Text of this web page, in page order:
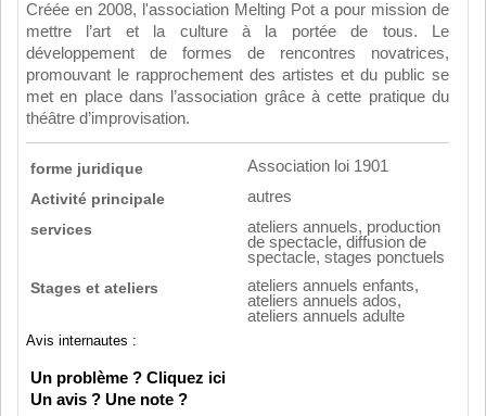
Créée en 2008, l'association Melting Pot a pour mission de
mettre l’art et la culture à la portée de tous. Le
développement de formes de rencontres novatrices,
promouvant le rapprochement des artistes et du public se
met en place dans l’association grâce à cette pratique du
théâtre d’improvisation.
forme juridique
Association loi 1901
Activité principale
autres
services
ateliers annuels, production
de spectacle, diffusion de
spectacle, stages ponctuels
Stages et ateliers
ateliers annuels enfants,
ateliers annuels ados,
ateliers annuels adulte
Avis internautes :
Un problème ? Cliquez ici
Un avis ? Une note ?